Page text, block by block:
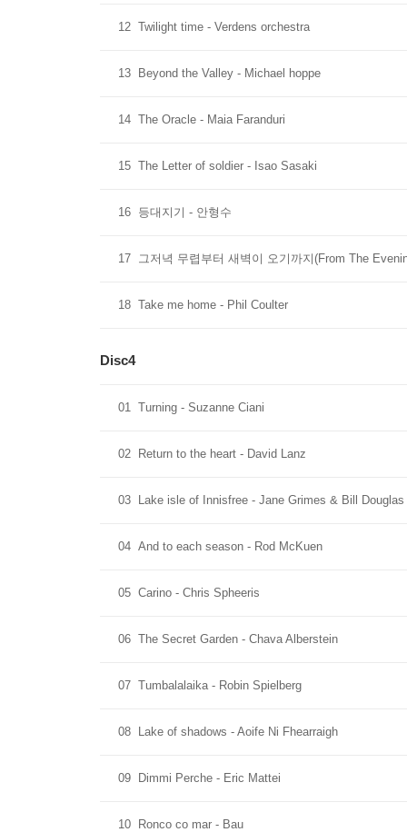
12 Twilight time - Verdens orchestra
13 Beyond the Valley - Michael hoppe
14 The Oracle - Maia Faranduri
15 The Letter of soldier - Isao Sasaki
16 등대지기 - 안형수
17 그저녁 무렵부터 새벽이 오기까지(From The
18 Take me home - Phil Coulter
Disc4
01 Turning - Suzanne Ciani
02 Return to the heart - David Lanz
03 Lake isle of Innisfree - Jane Grimes & Bill
04 And to each season - Rod McKuen
05 Carino - Chris Spheeris
06 The Secret Garden - Chava Alberstein
07 Tumbalalaika - Robin Spielberg
08 Lake of shadows - Aoife Ni Fhearraigh
09 Dimmi Perche - Eric Mattei
10 Ronco co mar - Bau